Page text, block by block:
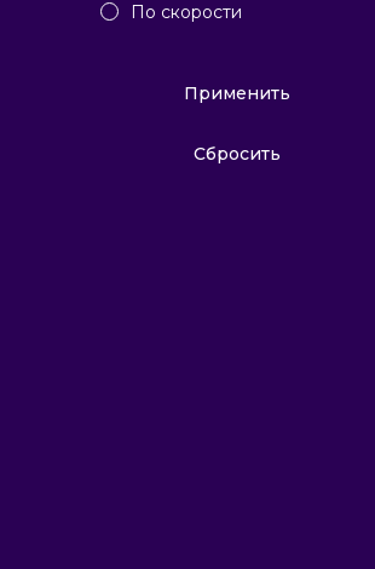
По скорости
Применить
Сбросить